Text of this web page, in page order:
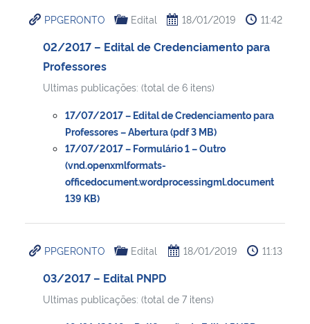
PPGERONTO Edital 18/01/2019 11:42
02/2017 – Edital de Credenciamento para
Professores
Ultimas publicações: (total de 6 itens)
17/07/2017 – Edital de Credenciamento para
Professores – Abertura (pdf 3 MB)
17/07/2017 – Formulário 1 – Outro
(vnd.openxmlformats-
officedocument.wordprocessingml.document
139 KB)
PPGERONTO Edital 18/01/2019 11:13
03/2017 – Edital PNPD
Ultimas publicações: (total de 7 itens)